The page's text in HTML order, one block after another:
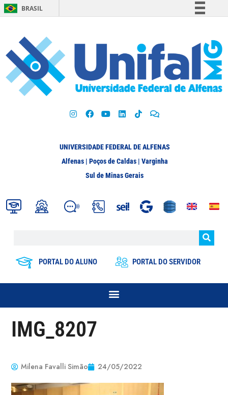
BRASIL
Participe
Acesso à informação
Legislação
UNIVERSIDADE FEDERAL DE ALFENAS
Alfenas | Poços de Caldas | Varginha
Sul de Minas Gerais
PORTAL DO ALUNO PORTAL DO SERVIDOR
IMG_8207
Milena Favalli Simão 24/05/2022